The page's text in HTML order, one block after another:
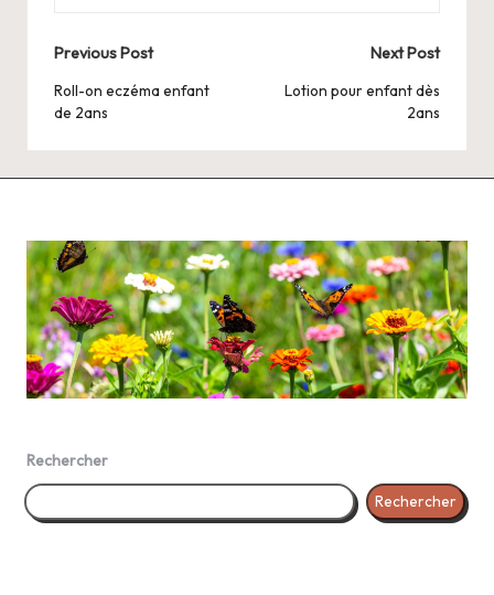
Post
navigation
Previous Post
Roll-on eczéma enfant
de 2ans
Next Post
Lotion pour enfant dès
2ans
Rechercher
Rechercher